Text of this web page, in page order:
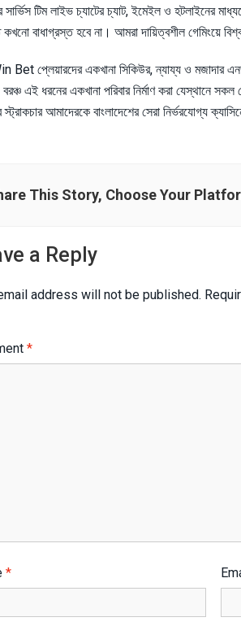
টিম লাইভ চ্যাটের চ্যাট, ইমেইল ও হটলাইনের
বাধাগ্রস্ত হবে না। আমরা দায়িত্বশীল গেমিংয়ে
Bet প্লেয়ারদের একখানা সিকিউর, ন্যায্য ও মজাদার
এই ধরনের একখানা পরিবার নির্মাণ করা যেস্থানে
আমাদেরকে বাংলাদেশের সেরা নির্ভরযোগ্য
This Story, Choose Your
a Reply
address will not be published.
*
*